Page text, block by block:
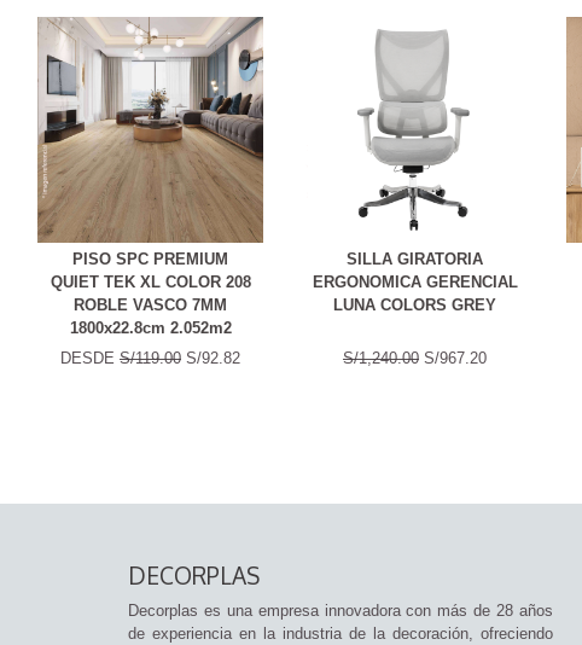
PISO SPC PREMIUM
QUIET TEK XL COLOR 208
ROBLE VASCO 7MM
1800x22.8cm 2.052m2
DESDE S/119.00 S/92.82
SILLA GIRATORIA
ERGONOMICA GERENCIAL
LUNA COLORS GREY
S/1,240.00 S/967.20
DECORPLAS
Decorplas es una empresa innovadora con más de 28 años
de experiencia en la industria de la decoración, ofreciendo